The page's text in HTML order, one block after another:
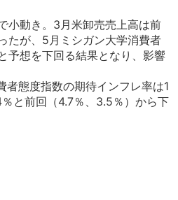
小動き。3月米卸売売上高は前
たが、5月ミシガン大学消費者
予想を下回る結果となり、影響
態度指数の期待インフレ率は1
と前回（4.7％、3.5％）から下